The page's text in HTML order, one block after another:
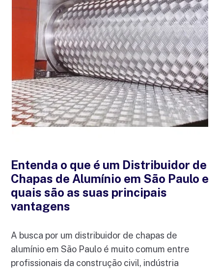
Entenda o que é um Distribuidor de
Chapas de Alumínio em São Paulo e
quais são as suas principais
vantagens
A busca por um distribuidor de chapas de
alumínio em São Paulo é muito comum entre
profissionais da construção civil, indústria